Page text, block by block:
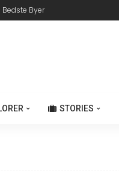
Byer
STORIES